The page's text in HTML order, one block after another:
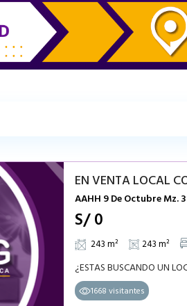
EN VENTA LOCAL
AAHH 9 De Octubre Mz.
S/ 0
243 m² 243 m²
1668 visitantes